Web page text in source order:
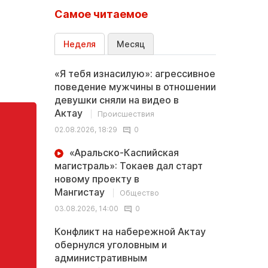
Самое читаемое
Неделя Месяц
«Я тебя изнасилую»: агрессивное
поведение мужчины в отношении
девушки сняли на видео в
Актау
Происшествия
02.08.2026, 18:29
0
«Аральско-Каспийская
магистраль»: Токаев дал старт
новому проекту в
Мангистау
Общество
03.08.2026, 14:00
0
Конфликт на набережной Актау
обернулся уголовным и
административным